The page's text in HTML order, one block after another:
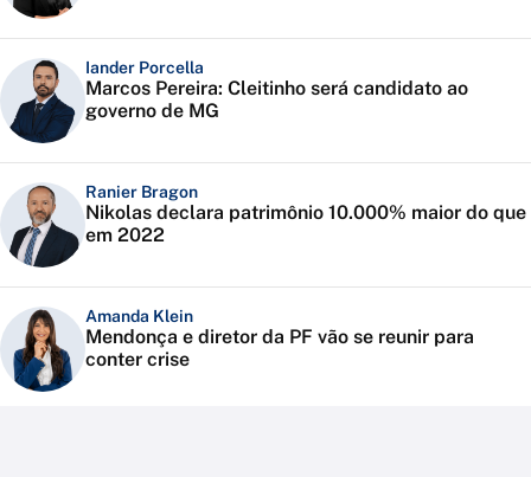
Iander Porcella
Marcos Pereira: Cleitinho será candidato ao
governo de MG
Ranier Bragon
Nikolas declara patrimônio 10.000% maior do que
em 2022
Amanda Klein
Mendonça e diretor da PF vão se reunir para
conter crise